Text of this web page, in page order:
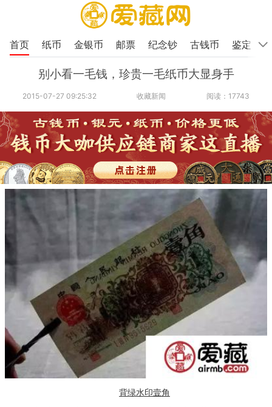
首页 纸币 金银币 邮票 纪念钞 古钱币 鉴定
别小看一毛钱，珍贵一毛纸币大显身手
2015-07-27 09:25:32 收藏新闻 阅读：17743
背绿水印壹角